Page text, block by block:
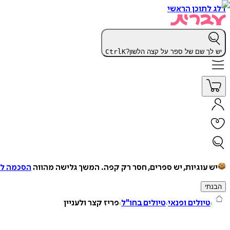
דלג לתוכן הראשי
יש לך שם של ספר על קצה הלשון? CtrlK
יש עוגיות, יש ספרים, חסר רק קפה. המשך גלישה מהווה הסכמה
הבנתי
טיולים ופנאי טיולים בחו"ל פריז קצר ולעניין